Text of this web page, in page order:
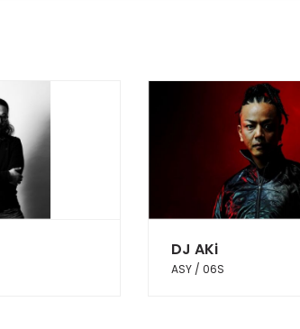
DJ AKi
ASY / 06S